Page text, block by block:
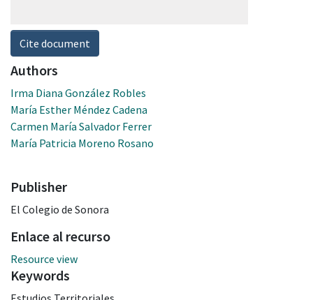
Cite document
Authors
Irma Diana González Robles
María Esther Méndez Cadena
Carmen María Salvador Ferrer
María Patricia Moreno Rosano
Publisher
El Colegio de Sonora
Enlace al recurso
Resource view
Keywords